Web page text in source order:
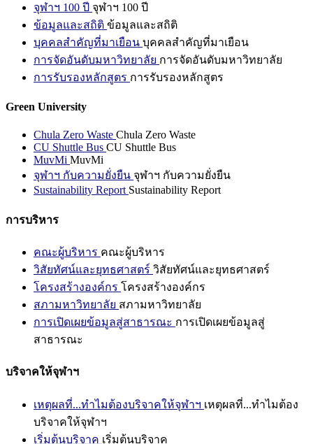
จุฬาฯ 100 ปี จุฬาฯ 100 ปี
ข้อมูลและสถิติ ข้อมูลและสถิติ
บุคคลสำคัญที่มาเยือน บุคคลสำคัญที่มาเยือน
การจัดอันดับมหาวิทยาลัย การจัดอันดับมหาวิทยาลัย
การรับรองหลักสูตร การรับรองหลักสูตร
Green University
Chula Zero Waste Chula Zero Waste
CU Shuttle Bus CU Shuttle Bus
MuvMi MuvMi
จุฬาฯ กับความยั่งยืน จุฬาฯ กับความยั่งยืน
Sustainability Report Sustainability Report
การบริหาร
คณะผู้บริหาร คณะผู้บริหาร
วิสัยทัศน์และยุทธศาสตร์ วิสัยทัศน์และยุทธศาสตร์
โครงสร้างองค์กร โครงสร้างองค์กร
สภามหาวิทยาลัย สภามหาวิทยาลัย
การเปิดเผยข้อมูลสู่สาธารณะ การเปิดเผยข้อมูลสู่
สาธารณะ
บริจาคให้จุฬาฯ
เหตุผลที่...ทำไมต้องบริจาคให้จุฬาฯ เหตุผลที่...ทำไมต้อง
บริจาคให้จุฬาฯ
เริ่มต้นบริจาค เริ่มต้นบริจาค